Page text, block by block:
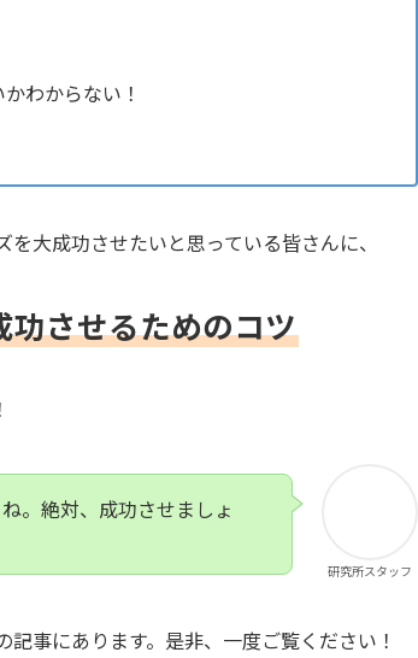
わからない！
大成功させたいと思っている皆さんに、
功させるためのコツ
研究所スタッフ
。絶対、成功させましょ
事にあります。是非、一度ご覧ください！